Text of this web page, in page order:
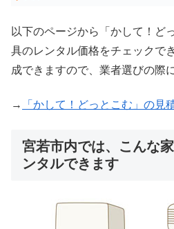
以下のページから「かして！ど
具のレンタル価格をチェックで
成できますので、業者選びの際
→ 「かして！どっとこむ」の見
宮若市内では、こんな
ンタルできます